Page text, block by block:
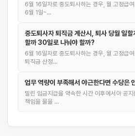
6월 16일자로 중도퇴사하는 경우, 월 고정급
6월 1일~…
중도퇴사자 퇴직금 계산시, 퇴사 당월 일
할까 30일로 나눠야 할까?
6월 16일자로 중도퇴사하는 경우, 월 고정급
퇴직금 산정…
업무 역량이 부족해서 야근한다면 수당은
밀린 임금지급을 약속한 시간 이후에서야 공
책임을 물을 …